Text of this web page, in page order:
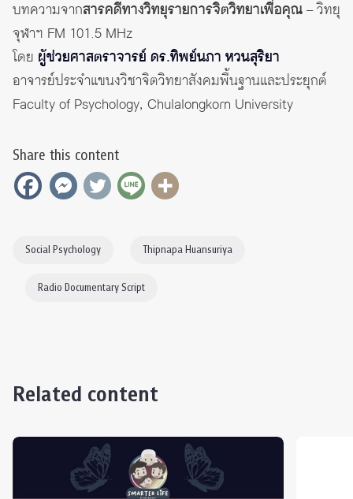
บทความจากสารคดีทางวิทยุรายการจิตวิทยาเพื่อคุณ– วิทยุ
จุฬาฯ FM 101.5 MHz
โดย ผู้ช่วยศาสตราจารย์ ดร.ทิพย์นภา หวนสุริยา
อาจารย์ประจำแขนงวิชาจิตวิทยาสังคมพื้นฐานและประยุกต์
Faculty of Psychology, Chulalongkorn University
Share this content
Social Psychology Thipnapa Huansuriya
Radio Documentary Script
Related content